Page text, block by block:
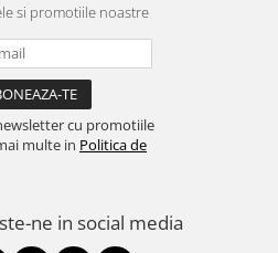
si promotiile noastre
cu promotiile
multe in Politica de
ne in social media